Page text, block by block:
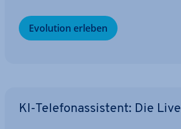
Evolution erleben
KI-Te­le­fon­as­sis­tent: Die